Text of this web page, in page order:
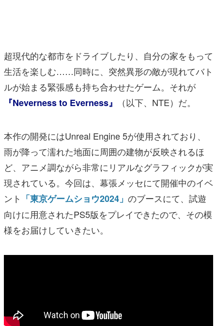
電ファミニコゲーマーとは？
運営：株式会社マレ
超現代的な都市をドライブしたり、自分の家をもって
生活を楽しむ……同時に、突然異形の敵が現れてバト
ルが始まる緊張感も持ち合わせたゲーム。それが
『Neverness to Everness』
（以下、NTE）だ。
本作の開発にはUnreal Engine 5が使用されており、
雨が降って濡れた地面に周囲の建物が反映されるほ
ど、アニメ調ながら非常にリアルなグラフィックが実
現されている。今回は、幕張メッセにて開催中のイベ
ント 「東京ゲームショウ2024」 のブースにて、試遊
向けに用意されたPS5版をプレイできたので、その模
様をお届けしていきたい。